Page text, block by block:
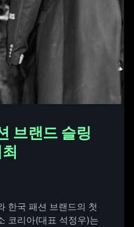
브랜드 슬링
한국 패션 브랜드의 첫
코리아(대표 석정우)는